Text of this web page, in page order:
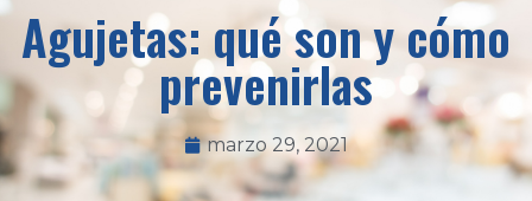
Agujetas: qué son y cómo
prevenirlas
marzo 29, 2021